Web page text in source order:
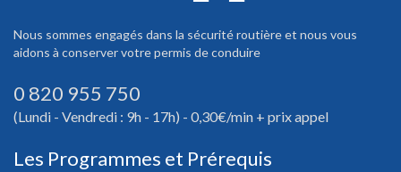
Nous sommes engagés dans la sécurité routière et nous vous
aidons à conserver votre permis de conduire
0 820 955 750
(Lundi - Vendredi : 9h - 17h) - 0,30€/min + prix appel
Les Programmes et Prérequis